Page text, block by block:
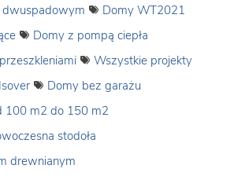
dwuspadowym
Domy WT2021
Domy z pompą ciepła
Wszystkie projekty
Domy bez garażu
100 m2 do 150 m2
stodoła
drewnianym